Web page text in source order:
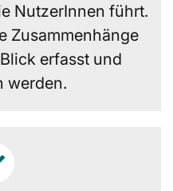
NutzerInnen führt.
Zusammenhänge
erfasst und
werden.